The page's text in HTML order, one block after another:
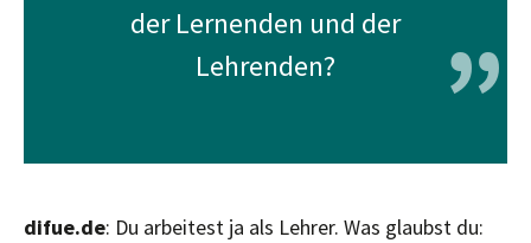
der Lernenden und der
Lehrenden?
”
difue.de: Du arbeitest ja als Lehrer. Was glaubst du: